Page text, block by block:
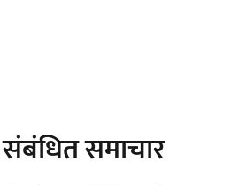
संबंधित समाचार